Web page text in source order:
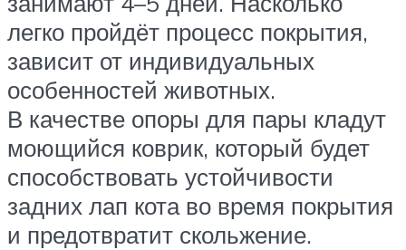
легко пройдёт процесс покрытия,
зависит от индивидуальных
особенностей животных.
В качестве опоры для пары кладут
моющийся коврик, который будет
способствовать устойчивости
задних лап кота во время покрытия
и предотвратит скольжение.